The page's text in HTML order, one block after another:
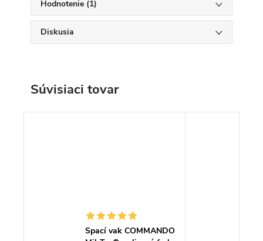
Hodnotenie (1)
Diskusia
Súvisiaci tovar
Spací vak COMMANDO